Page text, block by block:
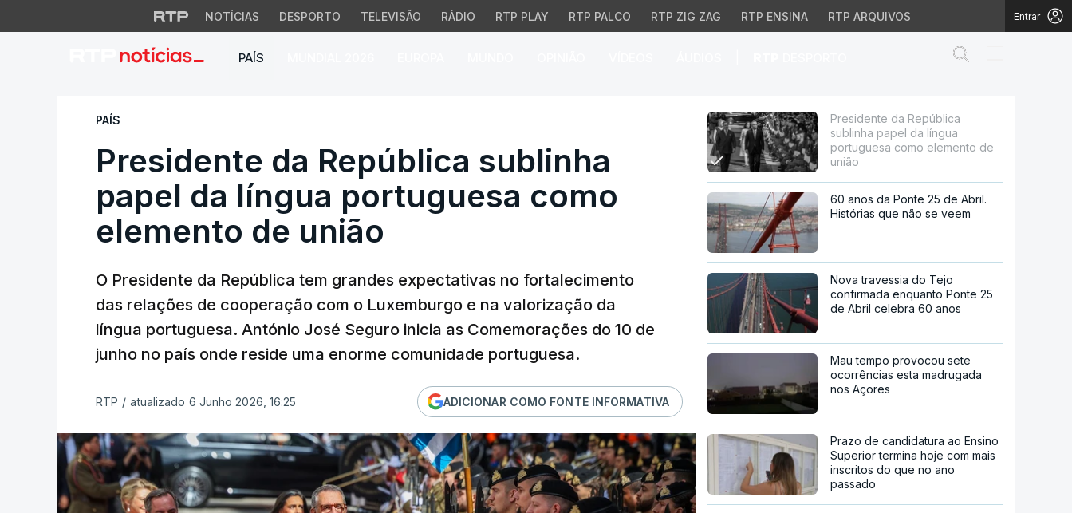
NOTÍCIAS DESPORTO TELEVISÃO RÁDIO RTP PLAY RTP PALCO RTP ZIG ZAG RTP ENSINA RTP ARQUIVOS Entrar
PAÍS
Presidente da República sublinha papel da língua portuguesa
PAÍS
Presidente da República sublinha
papel da língua portuguesa como
elemento de união
O Presidente da República tem grandes expectativas no fortalecimento
das relações de cooperação com o Luxemburgo e na valorização da
língua portuguesa. António José Seguro inicia as Comemorações do 10 de
junho no país onde reside uma enorme comunidade portuguesa.
RTP / atualizado 6 Junho 2026, 16:25 ADICIONAR COMO FONTE INFORMATIVA
Presidente da República
sublinha papel da língua
portuguesa como elemento de
união
60 anos da Ponte 25 de Abril.
Histórias que não se veem
Nova travessia do Tejo
confirmada enquanto Ponte 25
de Abril celebra 60 anos
Mau tempo provocou sete
ocorrências esta madrugada
nos Açores
Prazo de candidatura ao Ensino
Superior termina hoje com mais
inscritos do que no ano
passado